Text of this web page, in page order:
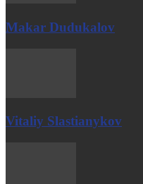
Makar Dudukalov
Vitaliy Slastianykov